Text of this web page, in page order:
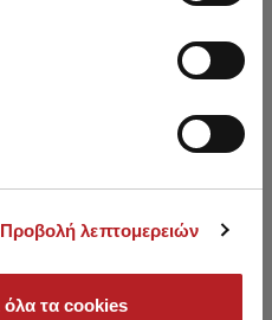
Προβολή λεπτομερειών
όλα τα cookies